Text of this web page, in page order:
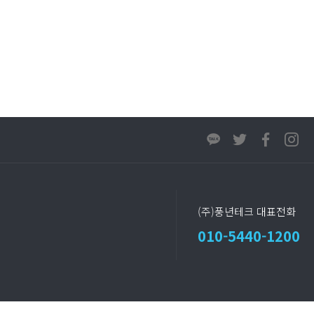
(주)풍년테크 대표전화
010-5440-1200